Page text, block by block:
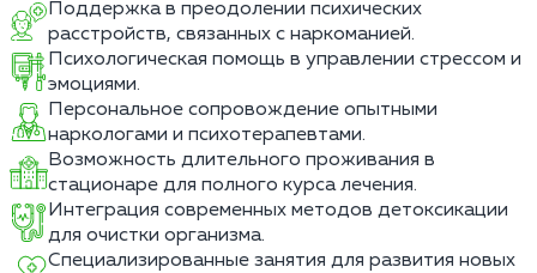
Поддержка в преодолении психических
расстройств, связанных с наркоманией.
Психологическая помощь в управлении стрессом и
эмоциями.
Персональное сопровождение опытными
наркологами и психотерапевтами.
Возможность длительного проживания в
стационаре для полного курса лечения.
Интеграция современных методов детоксикации
для очистки организма.
Специализированные занятия для развития новых